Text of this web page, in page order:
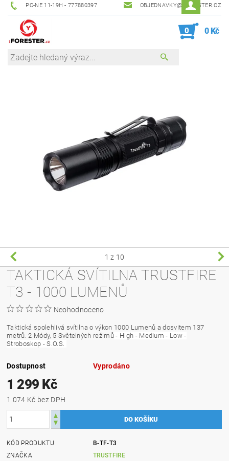
PO-NE 11-19H - 777880397 OBJEDNAVKY@IFORESTER.CZ
0 0 Kč
1 z 10
TAKTICKÁ SVÍTILNA TRUSTFIRE
T3 - 1000 LUMENŮ
Neohodnoceno
Taktická spolehlivá svítilna o výkon 1000 Lumenů a dosvitem 137
metrů. 2 Módy, 5 Světelných režimů - High - Medium - Low -
Stroboskop - S.O.S.
Dostupnost Vyprodáno
1 299 Kč
1 074 Kč bez DPH
KÓD PRODUKTU
B-TF-T3
ZNAČKA
TRUSTFIRE